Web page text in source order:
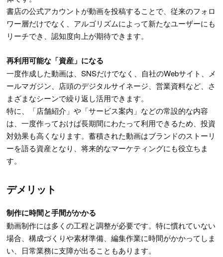
書店の公式アカウントが動画を投稿することで、従来のフォロ
ワー層だけでなく、アルゴリズムによって新たなユーザーにも
リーチでき、認知度向上が期待できます。
再利用可能な「資産」になる
一度作成した動画は、SNSだけでなく、自社のWebサイト、メ
ールマガジン、店頭のデジタルサイネージ、営業資料など、さ
まざまなシーンで繰り返し活用できます。
特に、「店舗紹介」や「サービス案内」などの常設的な内容
は、一度作っておけば長期間にわたって利用できるため、投資
対効果も高くなります。蓄積された動画はブランドのストーリ
ーを語る資産となり、将来的なマーケティングにも役立ちま
す。
デメリット
制作に時間と手間がかかる
動画制作には多くの工程と調整が必要です。特に慣れていない
場合、構成づくりや素材準備、編集作業に時間がかかってしま
い、日常業務に支障が出ることもあります。